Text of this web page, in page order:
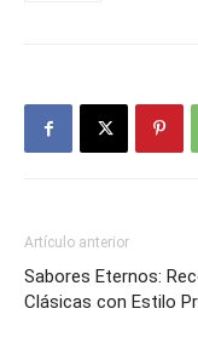
Artículo anterior
Sabores Eternos:
Clásicas con Estilo